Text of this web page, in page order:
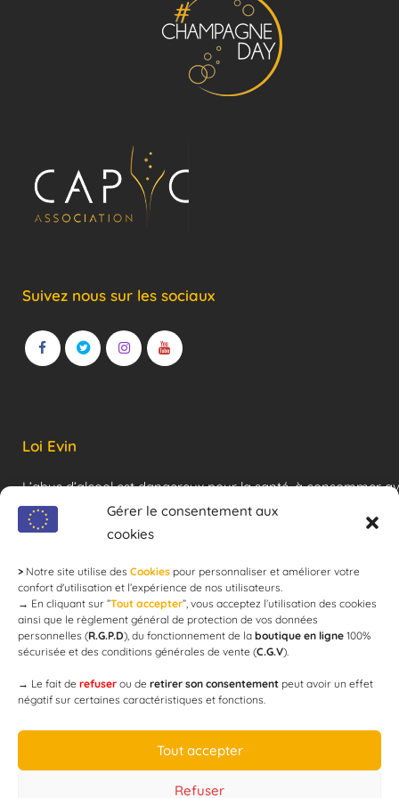
Gérer le consentement aux
cookies
> Notre site utilise des Cookies pour personnaliser et améliorer votre
confort d'utilisation et l’expérience de nos utilisateurs.
→ En cliquant sur ”Tout accepter”, vous acceptez l’utilisation des cookies
ainsi que le règlement général de protection de vos données
personnelles (R.G.P.D), du fonctionnement de la boutique en ligne 100%
sécurisée et des conditions générales de vente (C.G.V).
→ Le fait de refuser ou de retirer son consentement peut avoir un effet
négatif sur certaines caractéristiques et fonctions.
Tout accepter
Refuser
Suivez nous sur les sociaux
Loi Evin
L’abus d’alcool est dangereux pour la santé, à consommer
modération !
Newsletter
email